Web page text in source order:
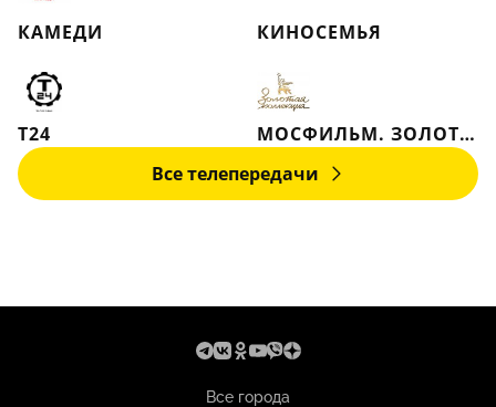
КАМЕДИ КИНОСЕМЬЯ
Т24
МОСФИЛЬМ. ЗОЛОТАЯ КОЛЛЕКЦИЯ
Все телепередачи
Все города